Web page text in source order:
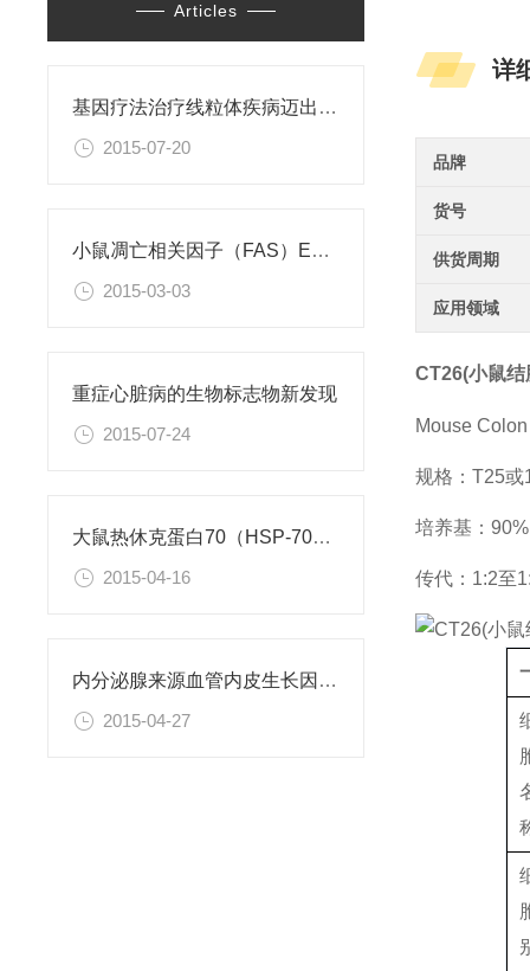
Articles
基因疗法治疗线粒体疾病迈出关键一步
2015-07-20
小鼠凋亡相关因子（FAS）ELISA试剂盒
2015-03-03
重症心脏病的生物标志物新发现
2015-07-24
大鼠热休克蛋白70（HSP-70）ELISA试剂盒
2015-04-16
内分泌腺来源血管内皮生长因子检测试剂盒说明书
2015-04-27
详
品牌
货号
供货周期
应用领域
CT26(小鼠结
Mouse
规格：T25或
培养基：
传代：1:2至